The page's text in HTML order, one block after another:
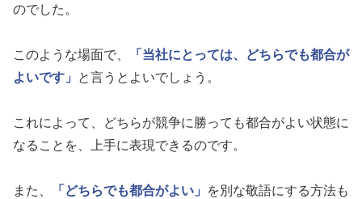
のでした。
このような場面で、
「当社にとっては、どちらでも都合が
よいです」
と言うとよいでしょう。
これによって、どちらが競争に勝っても都合がよい状態に
なることを、上手に表現できるのです。
また、 「どちらでも都合がよい」
を別な敬語にする方法も